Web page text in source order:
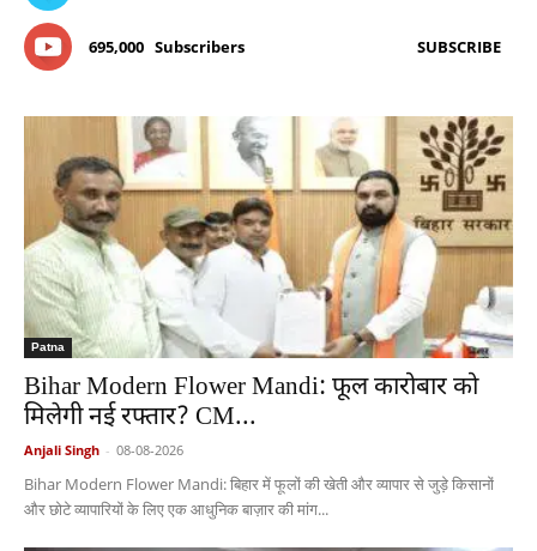
695,000 Subscribers SUBSCRIBE
Patna
Bihar Modern Flower Mandi: फूल कारोबार को
मिलेगी नई रफ्तार? CM...
Anjali Singh - 08-08-2026
Bihar Modern Flower Mandi: बिहार में फूलों की खेती और व्यापार से जुड़े किसानों
और छोटे व्यापारियों के लिए एक आधुनिक बाज़ार की मांग...